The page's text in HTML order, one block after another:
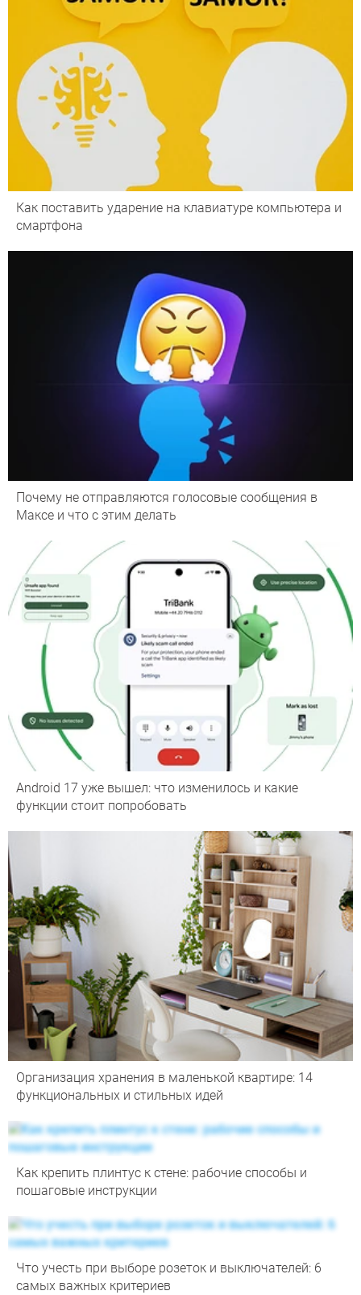
Как поставить ударение на клавиатуре компьютера и
смартфона
Почему не отправляются голосовые сообщения в
Максе и что с этим делать
Android 17 уже вышел: что изменилось и какие
функции стоит попробовать
Организация хранения в маленькой квартире: 14
функциональных и стильных идей
Как крепить плинтус к стене: рабочие способы и
пошаговые инструкции
Что учесть при выборе розеток и выключателей: 6
самых важных критериев